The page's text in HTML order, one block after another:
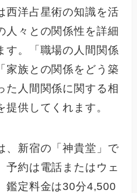
西洋占星術の知識を活
人々との関係性を詳細
す。「職場の人間関係
家族との関係をどう築
た人間関係に関する相
供してくれます。
、新宿の「神貴堂」で
予約は電話またはウェ
鑑定料金は30分4,500